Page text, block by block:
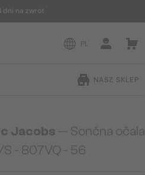
zwrot
PL
NASZ SKLEP
Jacobs — Sončna očala
- 807VQ - 56